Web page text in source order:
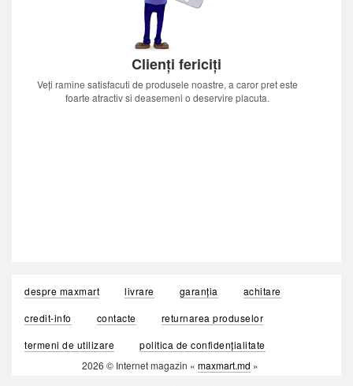
Clienți fericiți
Veți ramine satisfacuti de produsele noastre, a caror pret este
foarte atractiv si deasemeni o deservire placuta.
despre maxmart livrare garanția
achitare
credit-info
contacte
returnarea produselor
termeni de utilizare
politica de confidențialitate
2026 © Internet magazin « maxmart.md »